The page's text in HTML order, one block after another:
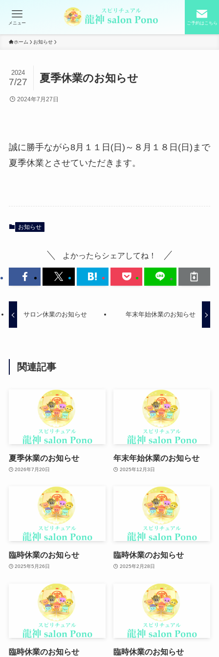
ご予約はこちら
メニュー
ホーム お知らせ
夏季休業のお知らせ
2024
7/27
2024年7月27日
誠に勝手ながら8月１１日(日)～８月１８日(日)まで
夏季休業とさせていただきます。
お知らせ
よかったらシェアしてね！
サロン休業のお知らせ 年末年始休業のお知らせ
関連記事
夏季休業のお知らせ
2026年7月20日
年末年始休業のお知らせ
2025年12月3日
臨時休業のお知らせ
2025年5月26日
臨時休業のお知らせ
2025年2月28日
臨時休業のお知らせ 臨時休業のお知らせ